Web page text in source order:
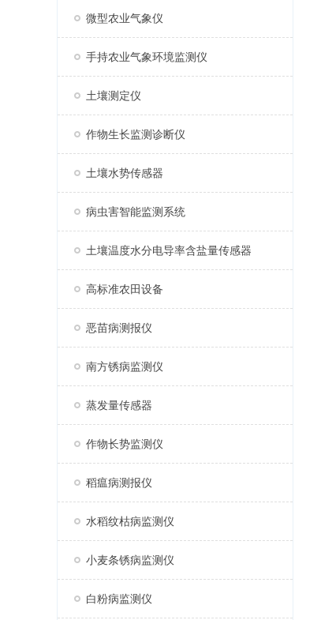
微型农业气象仪
手持农业气象环境监测仪
土壤测定仪
作物生长监测诊断仪
土壤水势传感器
病虫害智能监测系统
土壤温度水分电导率含盐量传感器
高标准农田设备
恶苗病测报仪
南方锈病监测仪
蒸发量传感器
作物长势监测仪
稻瘟病测报仪
水稻纹枯病监测仪
小麦条锈病监测仪
白粉病监测仪